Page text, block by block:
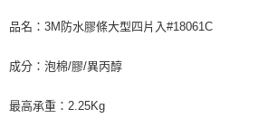
恩沛科技股份有限公司將有權停止該用戶之使用額
品名：3M防水膠條大型四片入#18061C
成分：泡棉/膠/異丙醇
最高承重：2.25Kg